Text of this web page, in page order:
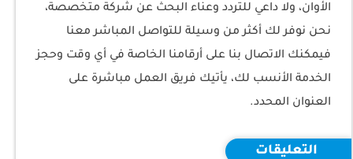
الأوان، ولا داعي للتردد وعناء البحث عن شركة متخصصة،
نحن نوفر لك أكثر من وسيلة للتواصل المباشر معنا
فيمكنك الاتصال بنا على أرقامنا الخاصة في أي وقت وحجز
الخدمة الأنسب لك، يأتيك فريق العمل مباشرة على
العنوان المحدد.
التعليقات